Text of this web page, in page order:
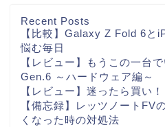
Recent Posts
【比較】Galaxy Z Fold 6と
悩む毎日
【レビュー】もうこの一台
Gen.6 ～ハードウェア編～
【レビュー】迷ったら買い
【備忘録】レッツノートFV
くなった時の対処法